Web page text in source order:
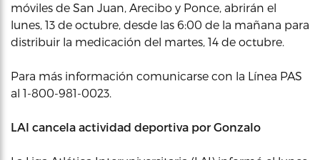
móviles de San Juan, Arecibo y Ponce, abrirán el
lunes, 13 de octubre, desde las 6:00 de la mañana para
distribuir la medicación del martes, 14 de octubre.
Para más información comunicarse con la Línea PAS
al 1-800-981-0023.
LAI cancela actividad deportiva por Gonzalo